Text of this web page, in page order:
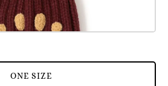
ONE SIZE